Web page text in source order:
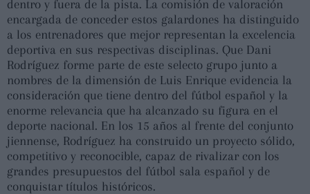
dentro y fuera de la pista. La comisión de valoración
encargada de conceder estos galardones ha distinguido
a los entrenadores que mejor representan la excelencia
deportiva en sus respectivas disciplinas. Que Dani
Rodríguez forme parte de este selecto grupo junto a
nombres de la dimensión de Luis Enrique evidencia la
consideración que tiene dentro del fútbol español y la
enorme relevancia que ha alcanzado su figura en el
deporte nacional. En los 15 años al frente del conjunto
jiennense, Rodríguez ha construido un proyecto sólido,
competitivo y reconocible, capaz de rivalizar con los
grandes presupuestos del fútbol sala español y de
conquistar títulos históricos.